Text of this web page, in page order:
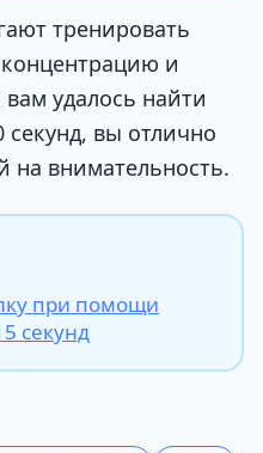
тренировать
и
удалось найти
секунд, вы отлично
на внимательность.
при помощи
секунд